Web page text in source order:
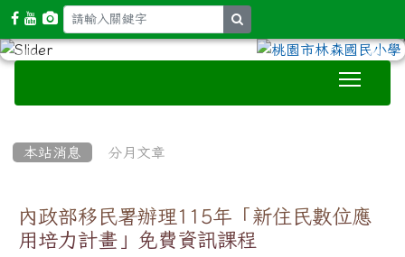
本站消息 分月文章
內政部移民署辦理115年「新住民數位應
用培力計畫」免費資訊課程